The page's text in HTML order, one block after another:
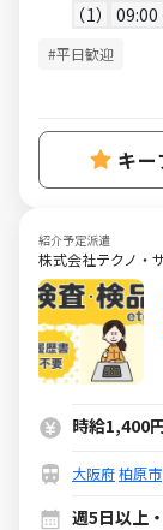
1
09:00
#平日歓迎
キー
紹介予定派遣
株式会社テクノ・
時給1,400
大阪府柏原市
週5日以上